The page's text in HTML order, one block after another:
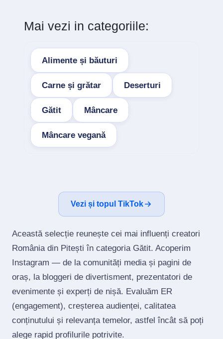
Mai vezi in categoriile:
Alimente și băuturi
Carne și grătar Deserturi
Gătit Mâncare
Mâncare vegană
Vezi și topul TikTok
Această selecție reunește cei mai influenți creatori
România din Pitești în categoria Gătit. Acoperim
Instagram — de la comunități media și pagini de
oraș, la bloggeri de divertisment, prezentatori de
evenimente și experți de nișă. Evaluăm ER
(engagement), creșterea audienței, calitatea
conținutului și relevanța temelor, astfel încât să poți
alege rapid profilurile potrivite.